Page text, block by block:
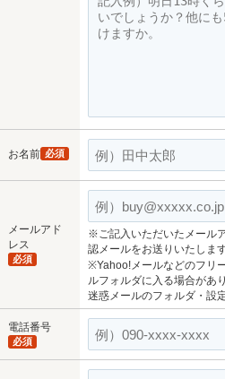
お名前 必須
メールアド
レス
必須
※ご記入いただいたメール
認メールをお送りいたします
※Yahoo!メールなどのフリ
ルフォルダに入る場合があ
迷惑メールのフォルダ・設
電話番号
必須